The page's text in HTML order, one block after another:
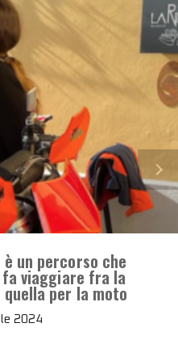
un percorso che
viaggiare fra la
per la moto
2024